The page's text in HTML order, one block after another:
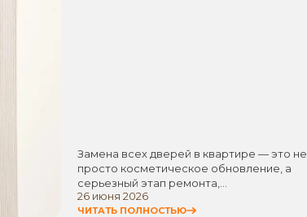
Замена всех дверей в квартире — это не
просто косметическое обновление, а
серьезный этап ремонта,…
26 июня 2026
ЧИТАТЬ ПОЛНОСТЬЮ